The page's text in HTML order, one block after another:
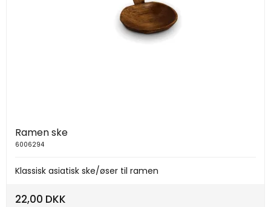
Ramen ske
6006294
Klassisk asiatisk ske/øser til ramen
22,00 DKK